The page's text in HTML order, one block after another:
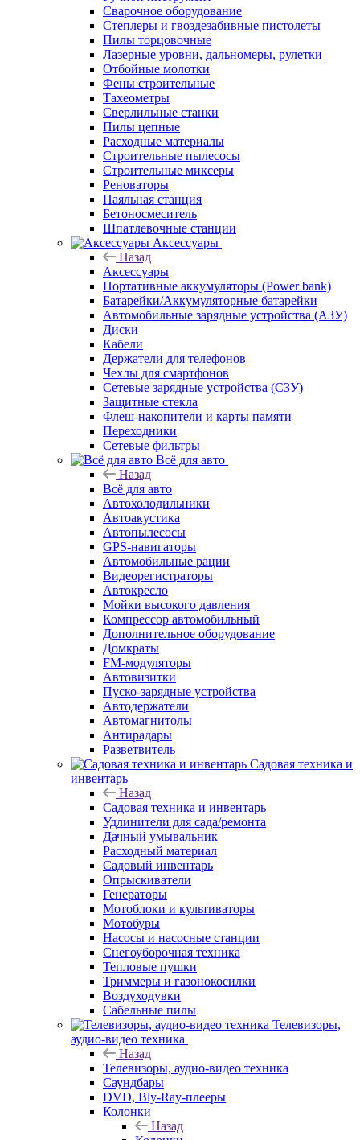
Сварочное оборудование
Степлеры и гвоздезабивные пистолеты
Пилы торцовочные
Лазерные уровни, дальномеры, рулетки
Отбойные молотки
Фены строительные
Тахеометры
Сверлильные станки
Пилы цепные
Расходные материалы
Строительные пылесосы
Строительные миксеры
Реноваторы
Паяльная станция
Бетоносмеситель
Шпатлевочные станции
Аксессуары
Назад
Аксессуары
Портативные аккумуляторы (Power bank)
Батарейки/Аккумуляторные батарейки
Автомобильные зарядные устройства (АЗУ)
Диски
Кабели
Держатели для телефонов
Чехлы для смартфонов
Сетевые зарядные устройства (СЗУ)
Защитные стекла
Флеш-накопители и карты памяти
Переходники
Сетевые фильтры
Всё для авто
Назад
Всё для авто
Автохолодильники
Автоакустика
Автопылесосы
GPS-навигаторы
Автомобильные рации
Видеорегистраторы
Автокресло
Мойки высокого давления
Компрессор автомобильный
Дополнительное оборудование
Домкраты
FM-модуляторы
Автовизитки
Пуско-зарядные устройства
Автодержатели
Автомагнитолы
Антирадары
Разветвитель
Садовая техника и
инвентарь
Назад
Садовая техника и инвентарь
Удлинители для сада/ремонта
Дачный умывальник
Расходный материал
Садовый инвентарь
Опрыскиватели
Генераторы
Мотоблоки и культиваторы
Мотобуры
Насосы и насосные станции
Снегоуборочная техника
Тепловые пушки
Триммеры и газонокосилки
Воздуходувки
Сабельные пилы
Телевизоры,
аудио-видео техника
Назад
Телевизоры, аудио-видео техника
Саундбары
DVD, Bly-Ray-плееры
Колонки
Назад